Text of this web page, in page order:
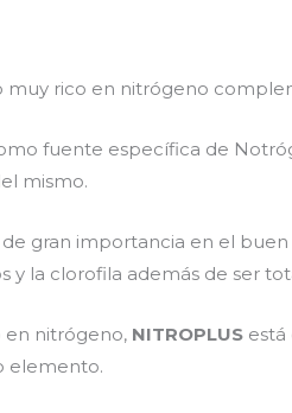
rico en nitrógeno
fuente específica de
mismo.
gran importancia en el
y la clorofila además de ser
en nitrógeno, NITROPLUSestá
elemento.